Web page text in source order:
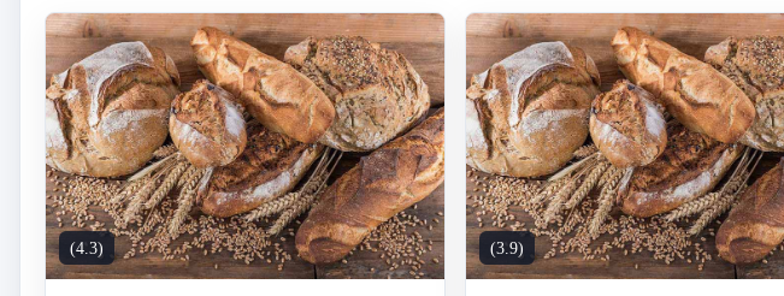
(4.3) (3.9)